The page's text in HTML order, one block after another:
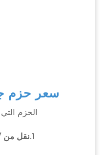
سعر حزم
الحزم
1. نقل من